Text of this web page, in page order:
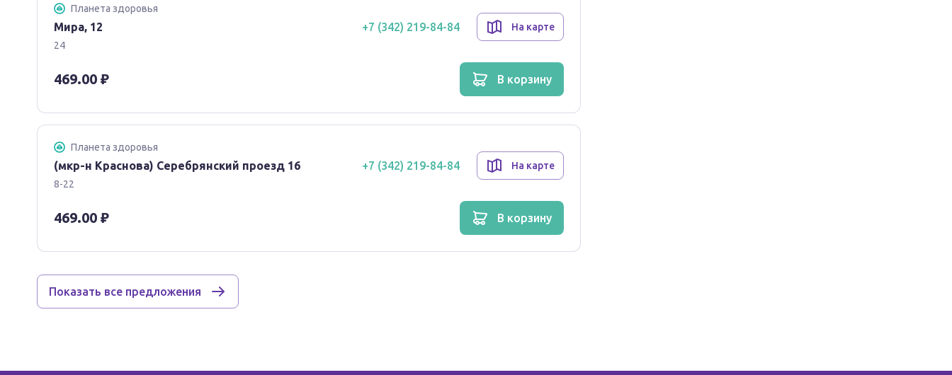
Планета здоровья
Мира, 12
24
+7 (342) 219-84-84 На карте
469.00 ₽ в корзину
Планета здоровья
(мкр-н Краснова) Серебрянский проезд 16
8-22
+7 (342) 219-84-84 На карте
469.00 ₽ в корзину
Показать все предложения